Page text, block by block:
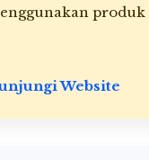
Website